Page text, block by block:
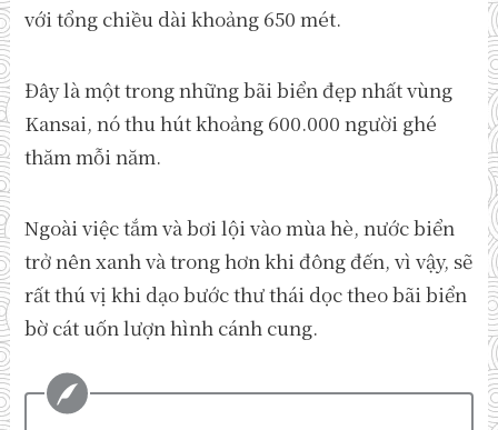
với tổng chiều dài khoảng 650 mét.
Đây là một trong những bãi biển đẹp nhất vùng
Kansai, nó thu hút khoảng 600.000 người ghé
thăm mỗi năm.
Ngoài việc tắm và bơi lội vào mùa hè, nước biển
trở nên xanh và trong hơn khi đông đến, vì vậy, sẽ
rất thú vị khi dạo bước thư thái dọc theo bãi biển
bờ cát uốn lượn hình cánh cung.